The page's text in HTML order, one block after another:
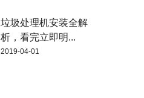
垃圾处理机安装全解
析，看完立即明...
2019-04-01